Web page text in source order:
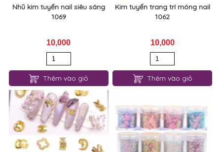
Nhũ kim tuyến nail siêu sáng
1069
10,000
Thêm vào giỏ
Kim tuyến trang trí móng nail
1062
10,000
Thêm vào giỏ